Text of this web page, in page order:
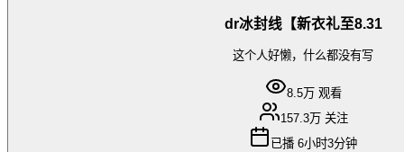
dr冰封线【新衣礼至8.31
这个人好懒，什么都没有写
8.5万观看
157.3万关注
已播 6小时3分钟